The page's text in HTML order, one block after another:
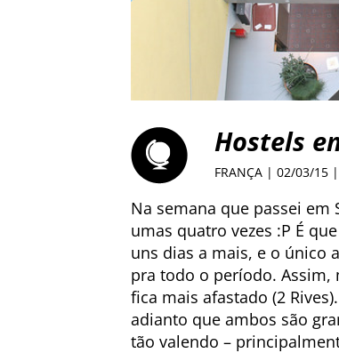
Hostels
FRANÇA | 02/03/15 |
Na semana que passei em
umas quatro vezes :P É
uns dias a mais, e o único
pra todo o período. Assim,
fica mais afastado (2
adianto que ambos são
tão valendo –